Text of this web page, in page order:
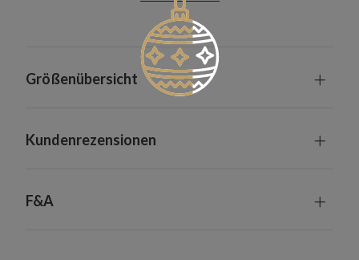
Größenübersicht
Kundenrezensionen
F&A